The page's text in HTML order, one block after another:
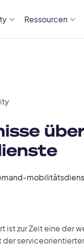
Ressourcen
ist zur Zeit eine der
der